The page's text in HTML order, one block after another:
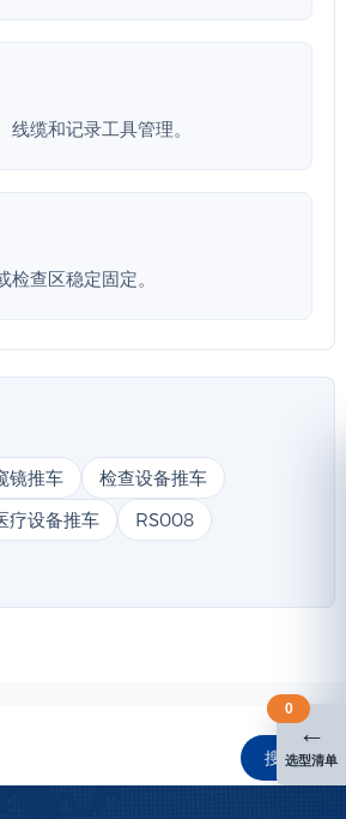
线缆和记录工具管理。
查区稳定固定。
镜推车
检查设备推车
疗设备推车
RS008
搜索
←
选型清单
0